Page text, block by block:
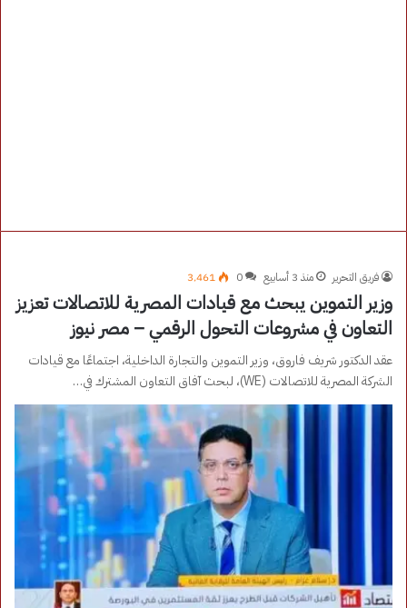
فريق التحرير منذ 3 أسابيع 0 3٬461
وزير التموين يبحث مع قيادات المصرية للاتصالات تعزيز
التعاون في مشروعات التحول الرقمي – مصر نيوز
عقد الدكتور شريف فاروق، وزير التموين والتجارة الداخلية، اجتماعًا مع قيادات
الشركة المصرية للاتصالات (WE)، لبحث آفاق التعاون المشترك في…